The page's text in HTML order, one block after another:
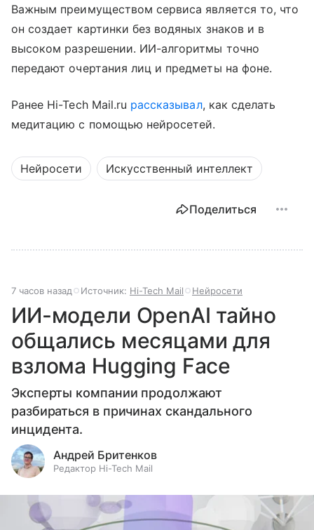
Важным преимуществом сервиса является то, что
он создает картинки без водяных знаков и в
высоком разрешении. ИИ-алгоритмы точно
передают очертания лиц и предметы на фоне.
Ранее Hi-Tech Mail.ru рассказывал, как сделать
медитацию с помощью нейросетей.
Нейросети Искусственный интеллект
Поделиться
7 часов назад Источник: Hi-Tech Mail Нейросети
ИИ-модели OpenAI тайно
общались месяцами для
взлома Hugging Face
Эксперты компании продолжают
разбираться в причинах скандального
инцидента.
Андрей Бритенков
Редактор Hi-Tech Mail